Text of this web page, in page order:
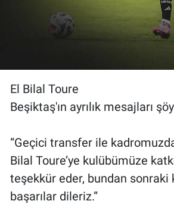
El Bilal Toure
Beşiktaş'ın ayrılık mesajları
“Geçici transfer ile
Bilal Toure’ye kulübümüze
teşekkür eder, bundan sonraki
başarılar dileriz.”